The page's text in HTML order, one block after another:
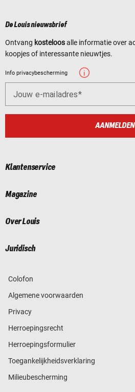
De Louis nieuwsbrief
Ontvang kosteloosalle informatie over
koopjes of interessante nieuwtjes.
Info privacybescherming
Jouw e-mailadres
AANMELDEN
Klantenservice
Magazine
Over Louis
Juridisch
Colofon
Algemene voorwaarden
Privacy
Herroepingsrecht
Herroepingsformulier
Toegankelijkheidsverklaring
Milieubescherming